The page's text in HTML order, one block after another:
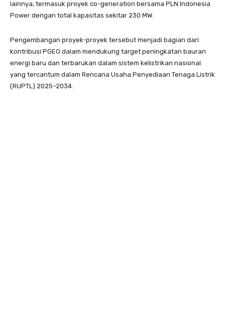
lainnya, termasuk proyek co-generation bersama PLN Indonesia
Power dengan total kapasitas sekitar 230 MW.
Pengembangan proyek-proyek tersebut menjadi bagian dari
kontribusi PGEO dalam mendukung target peningkatan bauran
energi baru dan terbarukan dalam sistem kelistrikan nasional
yang tercantum dalam Rencana Usaha Penyediaan Tenaga Listrik
(RUPTL) 2025–2034.